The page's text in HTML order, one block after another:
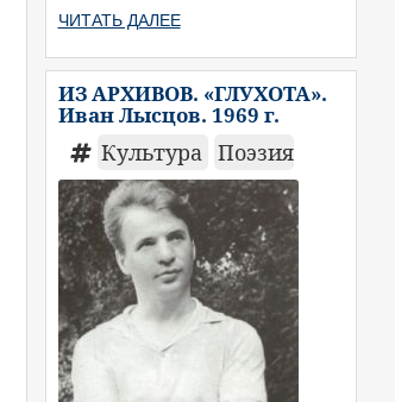
ЧИТАТЬ ДАЛЕЕ
ИЗ АРХИВОВ. «ГЛУХОТА».
Иван Лысцов. 1969 г.
Культура Поэзия